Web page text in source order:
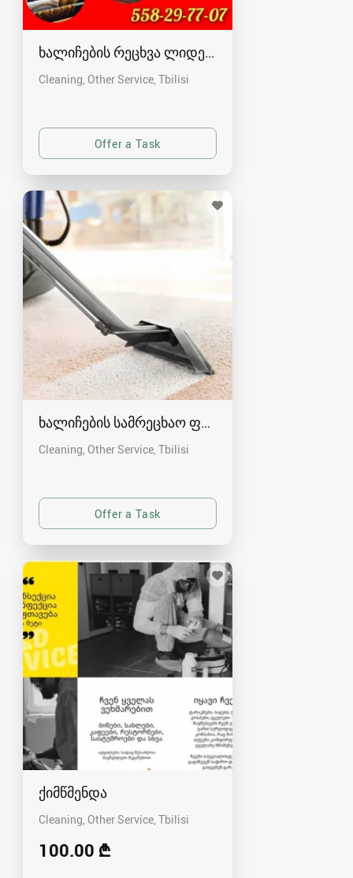
ხალიჩების რეცხვა ლიდერი
Cleaning, Other Service Tbilisi
ხალიჩების სამრეცხაო ფაბრიკა
Cleaning, Other Service Tbilisi
ქიმწმენდა
Cleaning, Other Service Tbilisi
100.00 ₾